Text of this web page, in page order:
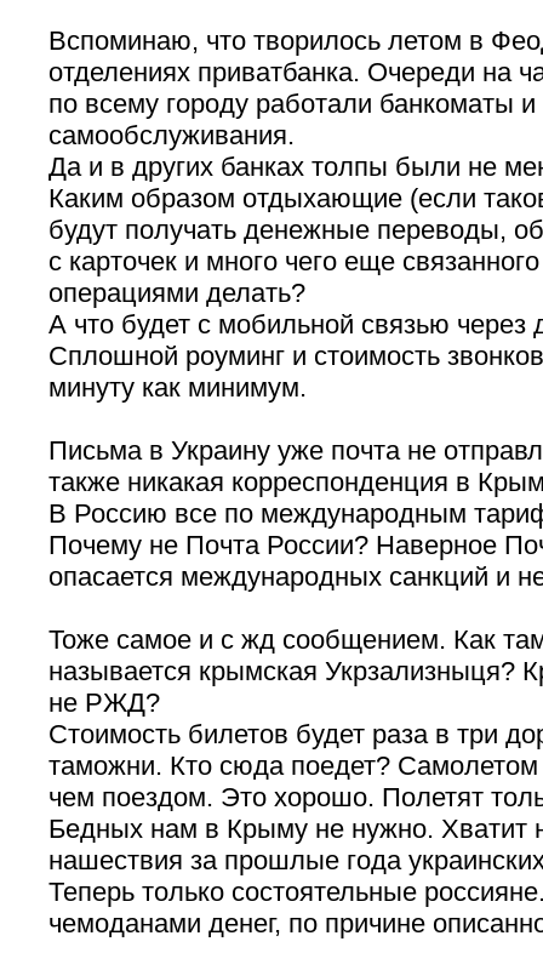
Вспоминаю, что творилось летом в
отделениях приватбанка. Очереди на
по всему городу работали банкоматы
самообслуживания.
Да и в других банках толпы были не
Каким образом отдыхающие (если
будут получать денежные переводы,
с карточек и много чего еще
операциями делать?
А что будет с мобильной связью через
Сплошной роуминг и стоимость
минуту как минимум.
Письма в Украину уже почта не
также никакая корреспонденция в
В Россию все по международным
Почему не Почта России? Наверное
опасается международных санкций и
Тоже самое и с жд сообщением. Как
называется крымская
не РЖД?
Стоимость билетов будет раза в три
таможни. Кто сюда поедет?
чем поездом. Это хорошо. Полетят
Бедных нам в Крыму не нужно. Хватит
нашествия за прошлые года
Теперь только состоятельные
чемоданами денег, по причине